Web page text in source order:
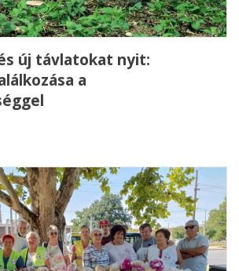
új távlatokat nyit:
a